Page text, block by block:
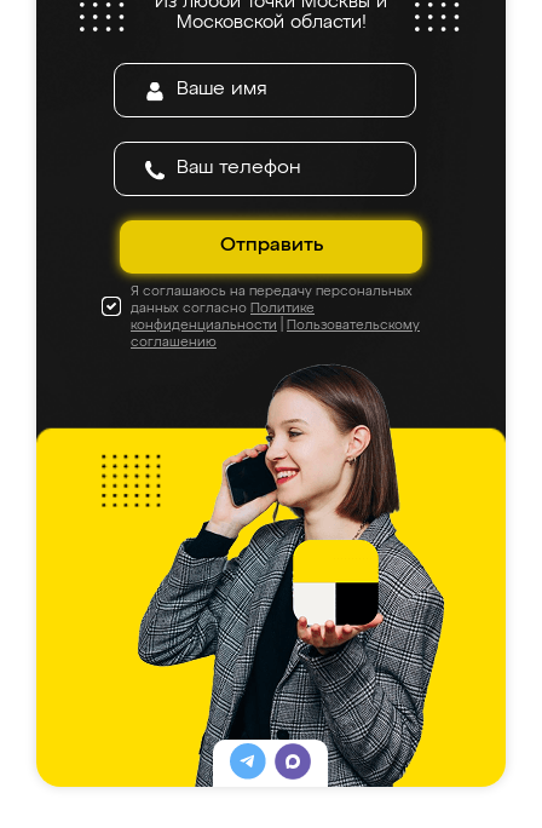
Московской области!
Отправить
Я соглашаюсь на передачу персональных
данных согласно Политике
конфиденциальности
Пользовательскому
соглашению